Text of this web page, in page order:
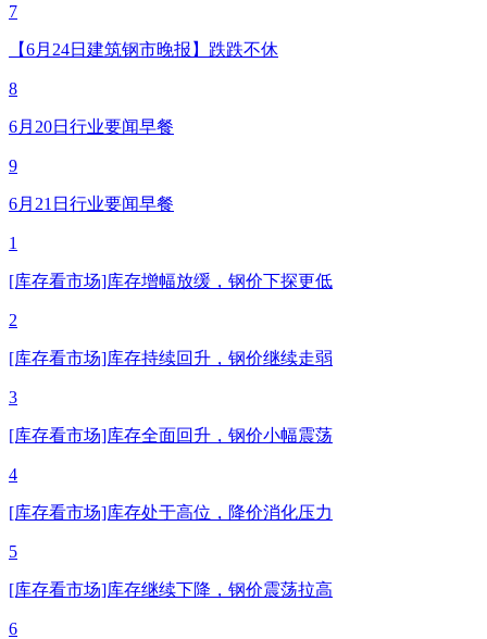
7
【6月24日建筑钢市晚报】跌跌不休
8
6月20日行业要闻早餐
9
6月21日行业要闻早餐
1
[库存看市场]库存增幅放缓，钢价下探更低
2
[库存看市场]库存持续回升，钢价继续走弱
3
[库存看市场]库存全面回升，钢价小幅震荡
4
[库存看市场]库存处于高位，降价消化压力
5
[库存看市场]库存继续下降，钢价震荡拉高
6